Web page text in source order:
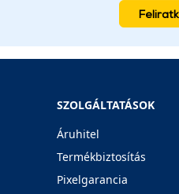
SZOLGÁLTATÁSOK
Áruhitel
Termékbiztosítás
Pixelgarancia